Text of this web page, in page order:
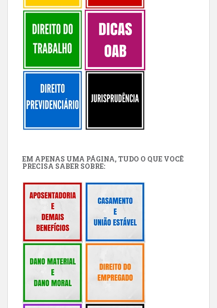
EM APENAS UMA PÁGINA, TUDO O QUE VOCÊ
PRECISA SABER SOBRE: